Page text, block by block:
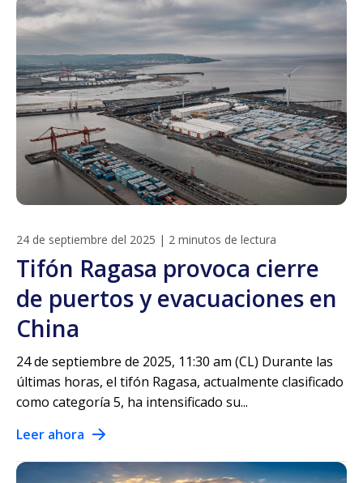
24 de septiembre del 2025 | 2 minutos de lectura
Tifón Ragasa provoca cierre
de puertos y evacuaciones en
China
24 de septiembre de 2025, 11:30 am (CL) Durante las
últimas horas, el tifón Ragasa, actualmente clasificado
como categoría 5, ha intensificado su...
Leer ahora